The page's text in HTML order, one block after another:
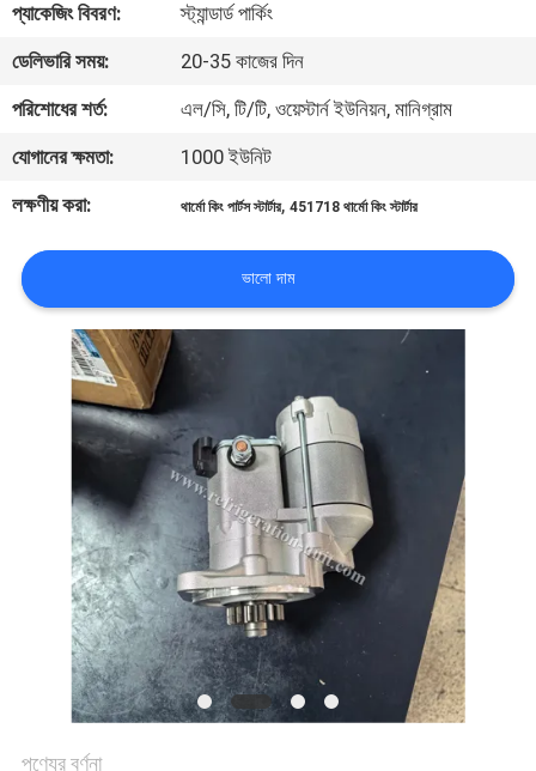
আমাদের
সাথে
যোগাযোগ
খবর
মামলা
SITEMAP
গোপনীয়তা
প্যাকেজিং বিবরণ:
স্ট্যান্ডার্ড পার্কিং
ডেলিভারি সময়:
20-35 কাজের দিন
পরিশোধের শর্ত:
এল/সি, টি/টি, ওয়েস্টার্ন ইউনিয়ন, মানিগ্রাম
যোগানের ক্ষমতা:
1000 ইউনিট
লক্ষণীয় করা:
থার্মো কিং পার্টস স্টার্টার,451718 থার্মো কিং স্টার্টার
ভালো দাম
পণ্যের বর্ণনা